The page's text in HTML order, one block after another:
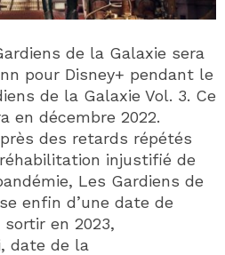
de la Galaxie sera
pour Disney+ pendant le
de la Galaxie Vol. 3. Ce
en décembre 2022.
des retards répétés
injustifié de
Les Gardiens de
enfin d’une date de
en 2023,
date de la